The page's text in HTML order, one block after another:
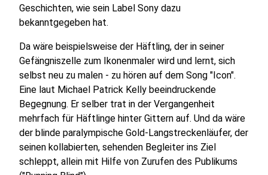
Geschichten, wie sein Label Sony dazu
bekanntgegeben hat.
Da wäre beispielsweise der Häftling, der in seiner
Gefängniszelle zum Ikonenmaler wird und lernt, sich
selbst neu zu malen - zu hören auf dem Song "Icon".
Eine laut Michael Patrick Kelly beeindruckende
Begegnung. Er selber trat in der Vergangenheit
mehrfach für Häftlinge hinter Gittern auf. Und da wäre
der blinde paralympische Gold-Langstreckenläufer, der
seinen kollabierten, sehenden Begleiter ins Ziel
schleppt, allein mit Hilfe von Zurufen des Publikums